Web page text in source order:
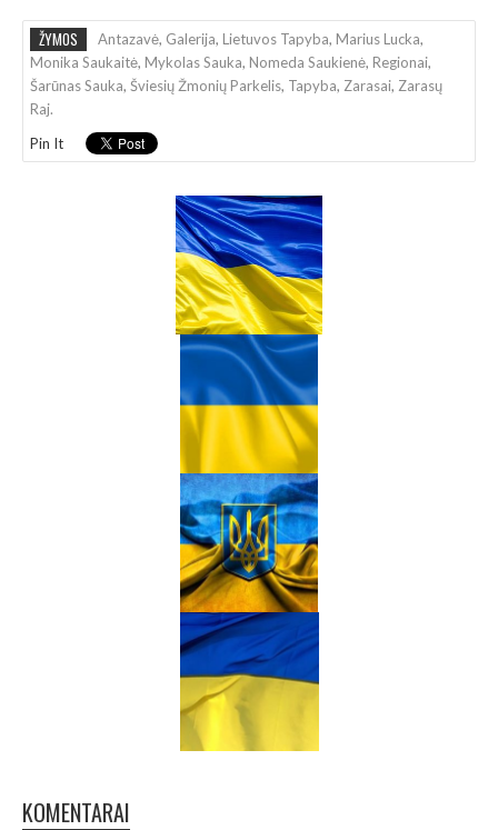
ŽYMOS Antazavė, Galerija, Lietuvos Tapyba, Marius Lucka,
Monika Saukaitė, Mykolas Sauka, Nomeda Saukienė, Regionai,
Šarūnas Sauka, Šviesių Žmonių Parkelis, Tapyba, Zarasai, Zarasų
Raj.
Pin It
KOMENTARAI